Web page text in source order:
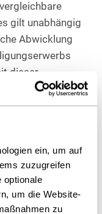
ein, um auf
zuzugreifen
optionale
um die Website-
zu
gilt unabhängig
Abwicklung
dieser
offen.
neue
15. Januar
für schon